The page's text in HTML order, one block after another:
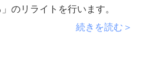
のリライトを行います。
続きを読む＞